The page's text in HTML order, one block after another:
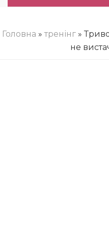
Головна »тренінг»
не